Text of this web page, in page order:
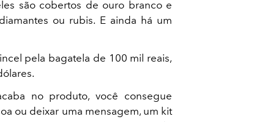
são cobertos de ouro branco e
ou rubis. E ainda há um
pela bagatela de 100 mil reais,
no produto, você consegue
ou deixar uma mensagem, um kit